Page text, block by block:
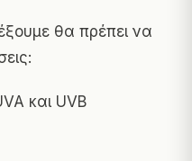
θα πρέπει να
και UVB